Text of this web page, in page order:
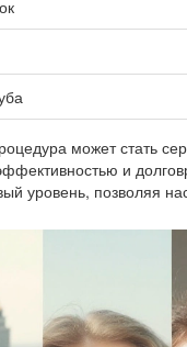
может стать
и
уровень, позволяя